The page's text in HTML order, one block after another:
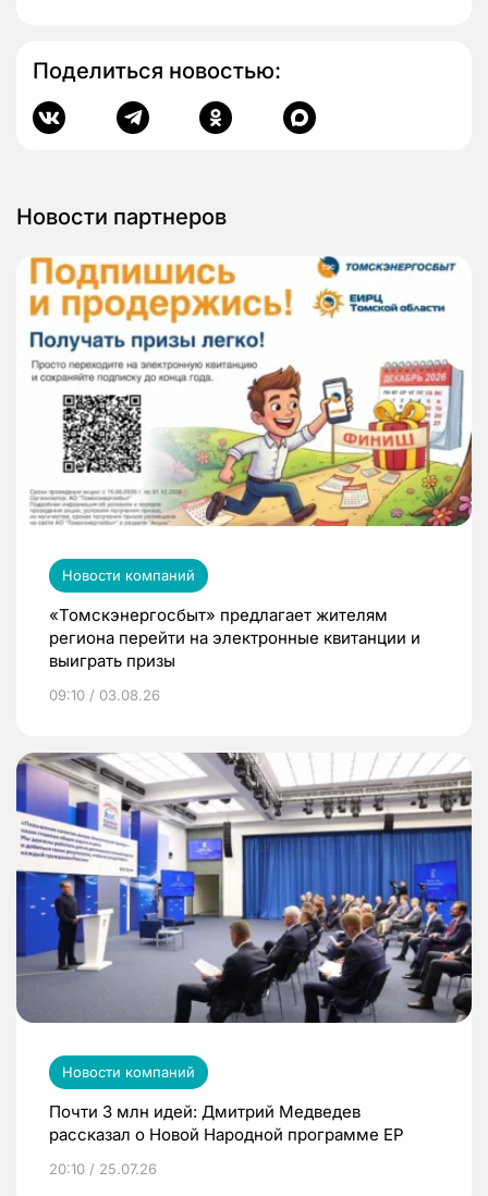
Поделиться новостью:
Новости партнеров
Новости компаний
«Томскэнергосбыт» предлагает жителям
региона перейти на электронные квитанции и
выиграть призы
09:10 / 03.08.26
Новости компаний
Почти 3 млн идей: Дмитрий Медведев
рассказал о Новой Народной программе ЕР
20:10 / 25.07.26